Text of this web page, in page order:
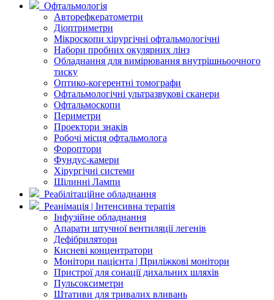
Офтальмологія
Авторефкератометри
Діоптриметри
Мікроскопи хірургічні офтальмологічні
Набори пробних окулярних лінз
Обладнання для вимірювання внутрішньоочного
тиску
Оптико-когерентні томографи
Офтальмологічні ультразвукові сканери
Офтальмоскопи
Периметри
Проектори знаків
Робочі місця офтальмолога
Фороптори
Фундус-камери
Хірургічні системи
Щілинні Лампи
Реабілітаційне обладнання
Реанімація | Інтенсивна терапія
Інфузійне обладнання
Апарати штучної вентиляції легенів
Дефібрилятори
Кисневі концентратори
Монітори пацієнта | Приліжкові монітори
Пристрої для сонації дихальних шляхів
Пульсоксиметри
Штативи для тривалих вливань